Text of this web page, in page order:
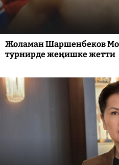
Жоламан Шаршенбеков
турнирде жеңишке жетти